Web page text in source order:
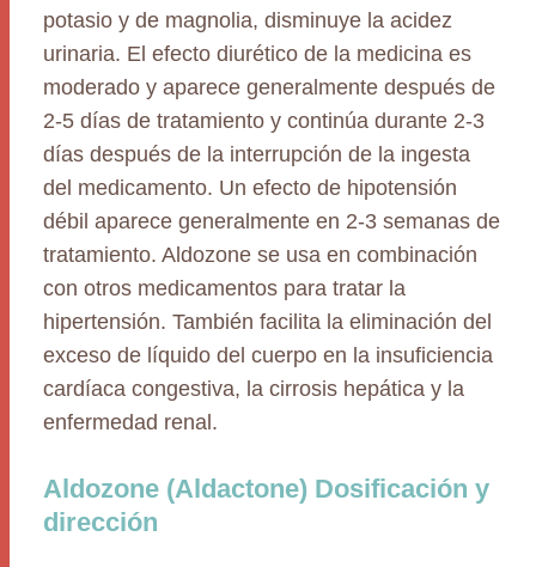
potasio y de magnolia, disminuye la acidez
urinaria. El efecto diurético de la medicina es
moderado y aparece generalmente después de
2-5 días de tratamiento y continúa durante 2-3
días después de la interrupción de la ingesta
del medicamento. Un efecto de hipotensión
débil aparece generalmente en 2-3 semanas de
tratamiento. Aldozone se usa en combinación
con otros medicamentos para tratar la
hipertensión. También facilita la eliminación del
exceso de líquido del cuerpo en la insuficiencia
cardíaca congestiva, la cirrosis hepática y la
enfermedad renal.
Aldozone (Aldactone) Dosificación y
dirección